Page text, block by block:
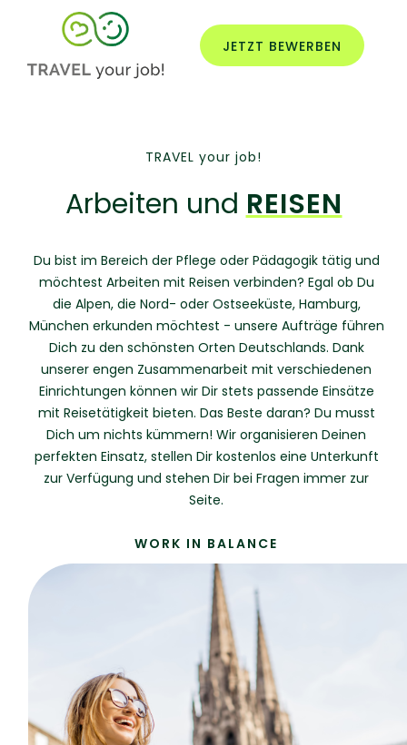
JETZT BEWERBEN
TRAVEL your job!
Arbeiten und REISEN
Du bist im Bereich der Pflege oder Pädagogik tätig und
möchtest Arbeiten mit Reisen verbinden? Egal ob Du
die Alpen, die Nord- oder Ostseeküste, Hamburg,
München erkunden möchtest - unsere Aufträge führen
Dich zu den schönsten Orten Deutschlands. Dank
unserer engen Zusammenarbeit mit verschiedenen
Einrichtungen können wir Dir stets passende Einsätze
mit Reisetätigkeit bieten. Das Beste daran? Du musst
Dich um nichts kümmern! Wir organisieren Deinen
perfekten Einsatz, stellen Dir kostenlos eine Unterkunft
zur Verfügung und stehen Dir bei Fragen immer zur
Seite.
WORK IN BALANCE